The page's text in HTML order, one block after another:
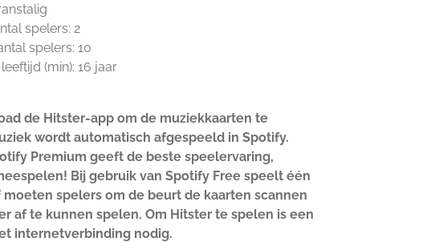
spelers: 2
spelers: 10
(min): 16 jaar
de Hitster-app om de muziekkaarten te
wordt automatisch afgespeeld in Spotify.
Premium geeft de beste speelervaring,
Bij gebruik van Spotify Free speelt één
moeten spelers om de beurt de kaarten scannen
af te kunnen spelen. Om Hitster te spelen is een
internetverbinding nodig.